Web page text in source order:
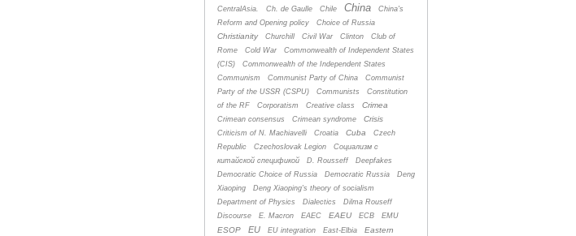
CentralAsia.
Ch. de Gaulle Chile China
China's
Reform and Opening policy
Choice of Russia
Christianity Churchill Civil War Clinton
Club of
Rome
Cold War
Commonwealth of Independent States
(CIS)
Commonwealth of the Independent States
Communism
Communist Party of China
Communist
Party of the USSR (CSPU)
Communists
Constitution
of the RF
Corporatism Creative class Crimea
Crimean consensus Crimean syndrome Crisis
Criticism of N. Machiavelli Croatia Cuba
Czech
Republic
Czechoslovak Legion
Cоциализм с
китайской спецификой
D. Rousseff
Deepfakes
Democratic Choice of Russia
Democratic Russia
Deng
Xiaoping
Deng Xiaoping's theory of socialism
Department of Physics
Dialectics
Dilma Rouseff
Discourse
E. Macron EAEC EAEU ECB EMU
ESOP EU EU integration East-Elbia
Eastern